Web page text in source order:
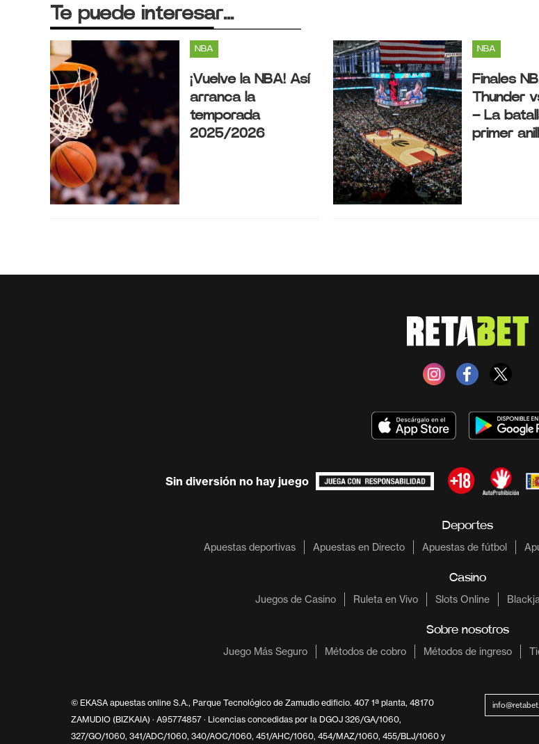
Te puede interesar...
NBA
¡Vuelve la NBA! Así
arranca la
temporada
2025/2026
NBA
Finales
Thunder
– La
primer
Sin diversión no hay juego
Deportes
Apuestas deportivas Apuestas en Directo Apuestas de fútbol
Casino
Juegos de Casino Ruleta en Vivo Slots Online
Sobre nosotros
Juego Más Seguro Métodos de cobro Métodos de ingreso
© EKASA apuestas online S.A., Parque Tecnológico de Zamudio edificio. 407 1ª planta, 48170
ZAMUDIO (BIZKAIA) · A95774857 · Licencias concedidas por la DGOJ 326/GA/1060,
327/GO/1060, 341/ADC/1060, 340/AOC/1060, 451/AHC/1060, 454/MAZ/1060, 455/BLJ/1060 y